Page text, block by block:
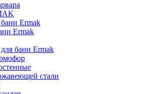
Ermak
Ermak
бани Ermak
стали